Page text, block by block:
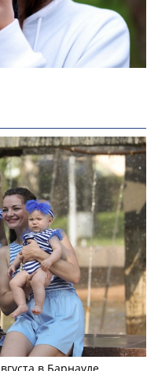
в Барнауле